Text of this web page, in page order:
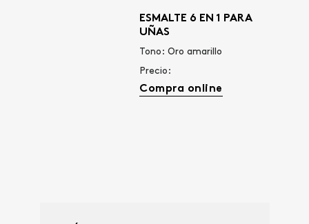
ESMALTE 6 EN 1 PARA
UÑAS
Tono: Oro amarillo
Precio:
Compra online